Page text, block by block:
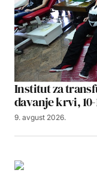
Institut za
davanje krvi,
9. avgust 2026.